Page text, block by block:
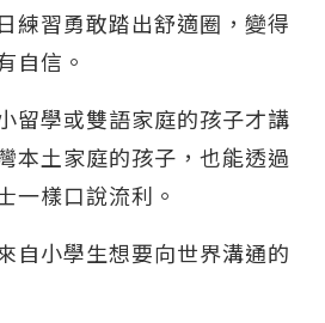
練習勇敢踏出舒適圈，變得
自信。
留學或雙語家庭的孩子才講
本土家庭的孩子，也能透過
一樣口說流利。
自小學生想要向世界溝通的